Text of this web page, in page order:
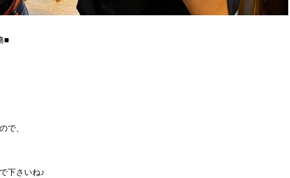
■
で、
下さいね♪